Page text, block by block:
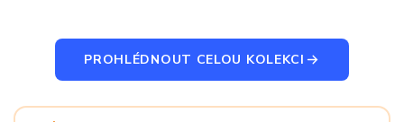
PROHLÉDNOUT CELOU KOLEKCI